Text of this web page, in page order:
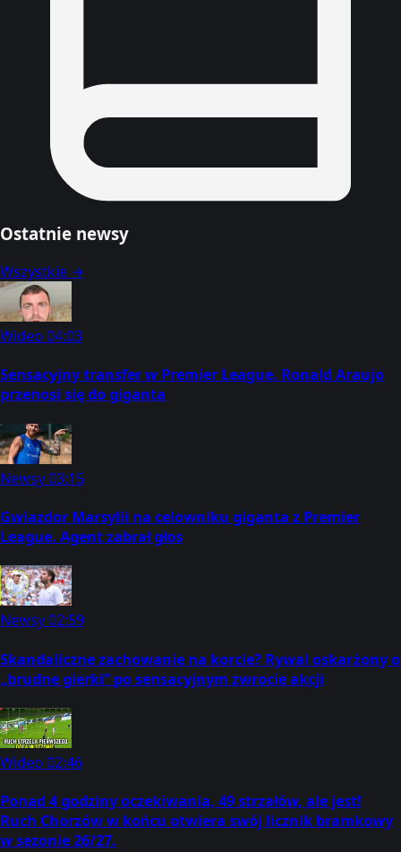
Ostatnie newsy
Wszystkie →
Wideo 04:03
Sensacyjny transfer w Premier League. Ronald Araujo
przenosi się do giganta
Newsy03:15
Gwiazdor Marsylii na celowniku giganta z Premier
League. Agent zabrał głos
Newsy02:59
Skandaliczne zachowanie na korcie? Rywal oskarżony o
„brudne gierki” po sensacyjnym zwrocie akcji
Wideo 02:46
Ponad 4 godziny oczekiwania, 49 strzałów, ale jest!
Ruch Chorzów w końcu otwiera swój licznik bramkowy
w sezonie 26/27.